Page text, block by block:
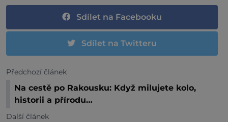
Sdílet na Facebooku
Sdílet na Twitteru
Předchozí článek
Na cestě po Rakousku: Když milujete kolo,
historii a přírodu…
Další článek